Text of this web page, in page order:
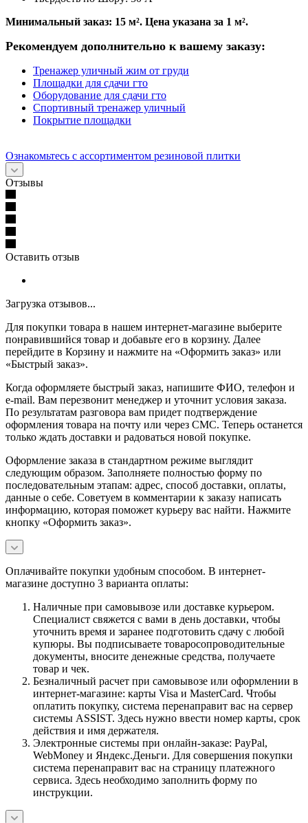
Минимальный заказ: 15 м². Цена указана за 1 м².
Рекомендуем дополнительно к вашему заказу:
Тренажер уличный жим от груди
Площадки для сдачи гто
Оборудование для сдачи гто
Спортивный тренажер уличный
Покрытие площадки
Ознакомьтесь с ассортиментом резиновой плитки
Отзывы
Оставить отзыв
Загрузка отзывов...
Для покупки товара в нашем интернет-магазине выберите
понравившийся товар и добавьте его в корзину. Далее
перейдите в Корзину и нажмите на «Оформить заказ» или
«Быстрый заказ».
Когда оформляете быстрый заказ, напишите ФИО, телефон и
e-mail. Вам перезвонит менеджер и уточнит условия заказа.
По результатам разговора вам придет подтверждение
оформления товара на почту или через СМС. Теперь останется
только ждать доставки и радоваться новой покупке.
Оформление заказа в стандартном режиме выглядит
следующим образом. Заполняете полностью форму по
последовательным этапам: адрес, способ доставки, оплаты,
данные о себе. Советуем в комментарии к заказу написать
информацию, которая поможет курьеру вас найти. Нажмите
кнопку «Оформить заказ».
Оплачивайте покупки удобным способом. В интернет-
магазине доступно 3 варианта оплаты:
Наличные при самовывозе или доставке курьером.
Специалист свяжется с вами в день доставки, чтобы
уточнить время и заранее подготовить сдачу с любой
купюры. Вы подписываете товаросопроводительные
документы, вносите денежные средства, получаете
товар и чек.
Безналичный расчет при самовывозе или оформлении в
интернет-магазине: карты Visa и MasterCard. Чтобы
оплатить покупку, система перенаправит вас на сервер
системы ASSIST. Здесь нужно ввести номер карты, срок
действия и имя держателя.
Электронные системы при онлайн-заказе: PayPal,
WebMoney и Яндекс.Деньги. Для совершения покупки
система перенаправит вас на страницу платежного
сервиса. Здесь необходимо заполнить форму по
инструкции.